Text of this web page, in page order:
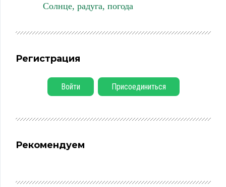
Солнце, радуга, погода
Регистрация
Войти Присоединиться
Рекомендуем